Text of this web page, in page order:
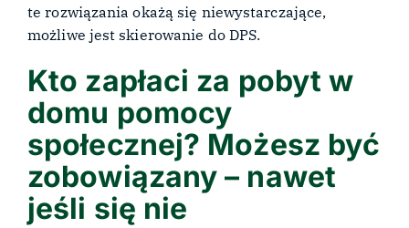
te rozwiązania okażą się niewystarczające,
możliwe jest skierowanie do DPS.
Kto zapłaci za pobyt w
domu pomocy
społecznej? Możesz być
zobowiązany – nawet
jeśli się nie